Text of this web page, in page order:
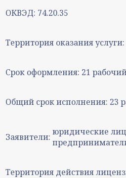
ОКВЭД: 74.20.35
Территория оказания услуги:
Срок оформления: 21
Общий срок исполнения: 23
Заявители: юридические
Территория действия